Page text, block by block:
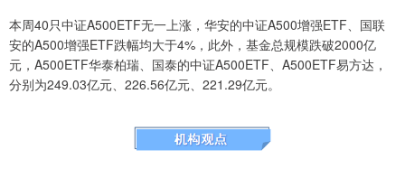
本周40只中证A500ETF无一上涨，华安的中证A500增强ETF、国联
安的A500增强ETF跌幅均大于4%，此外，基金总规模跌破2000亿
元，A500ETF华泰柏瑞、国泰的中证A500ETF、A500ETF易方达，
分别为249.03亿元、226.56亿元、221.29亿元。